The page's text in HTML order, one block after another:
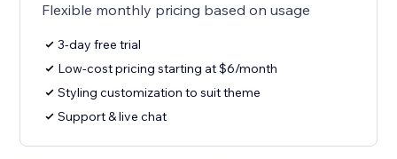
Flexible monthly pricing based on usage
3-day free trial
Low-cost pricing starting at $6/month
Styling customization to suit theme
Support & live chat